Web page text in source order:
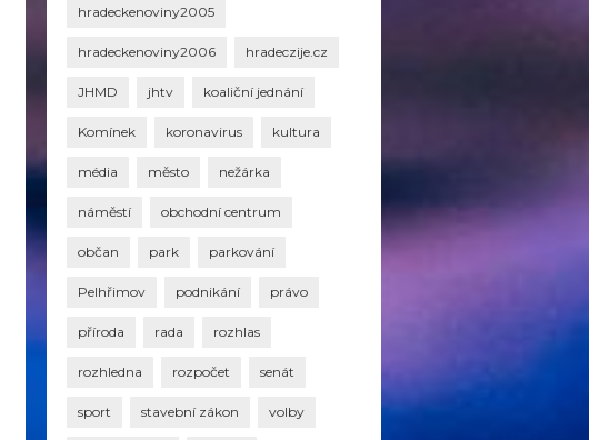
hradeckenoviny2005
hradeckenoviny2006 hradeczije.cz
JHMD jhtv koaliční jednání
Komínek koronavirus kultura
média město nežárka
náměstí obchodní centrum
občan park parkování
Pelhřimov podnikání právo
příroda rada rozhlas
rozhledna rozpočet senát
sport stavební zákon volby